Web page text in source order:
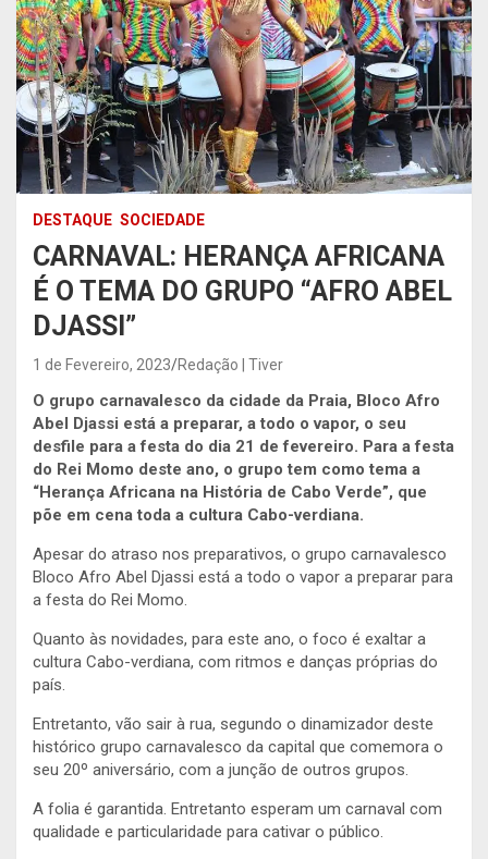
DESTAQUE SOCIEDADE
CARNAVAL: HERANÇA AFRICANA
É O TEMA DO GRUPO “AFRO ABEL
DJASSI”
1 de Fevereiro, 2023 Redação | Tiver
O grupo carnavalesco da cidade da Praia, Bloco Afro
Abel Djassi está a preparar, a todo o vapor, o seu
desfile para a festa do dia 21 de fevereiro. Para a festa
do Rei Momo deste ano, o grupo tem como tema a
“Herança Africana na História de Cabo Verde”, que
põe em cena toda a cultura Cabo-verdiana.
Apesar do atraso nos preparativos, o grupo carnavalesco
Bloco Afro Abel Djassi está a todo o vapor a preparar para
a festa do Rei Momo.
Quanto às novidades, para este ano, o foco é exaltar a
cultura Cabo-verdiana, com ritmos e danças próprias do
país.
Entretanto, vão sair à rua, segundo o dinamizador deste
histórico grupo carnavalesco da capital que comemora o
seu 20º aniversário, com a junção de outros grupos.
A folia é garantida. Entretanto esperam um carnaval com
qualidade e particularidade para cativar o público.